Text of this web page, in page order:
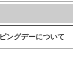
ングデーについて